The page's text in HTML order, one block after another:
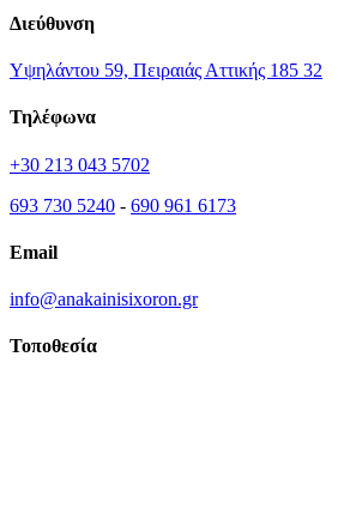
Διεύθυνση
Υψηλάντου 59, Πειραιάς Αττικής 185 32
Τηλέφωνα
+30 213 043 5702
693 730 5240 - 690 961 6173
Email
info@anakainisixoron.gr
Τοποθεσία